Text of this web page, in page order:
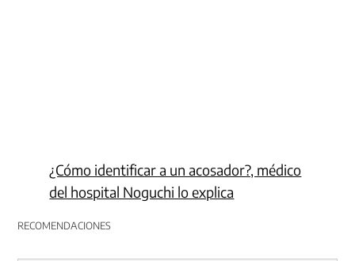
¿Cómo identificar a un acosador?, médico
del hospital Noguchi lo explica
RECOMENDACIONES